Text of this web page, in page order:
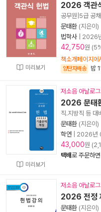
미리보기
2026 객관
공무원|5급 공채
문태환 (지은이)
법학사
2026
42,750원
책소개페이지
양탄자배송 밤
미리보기
저소음 아날로
2026 문태
직.지방직 등 대비
문태환 (지은이)
학연
2026년
43,000원
택배로 주문하면
저소음 아날로
2026 전정
문태환 (지은이)